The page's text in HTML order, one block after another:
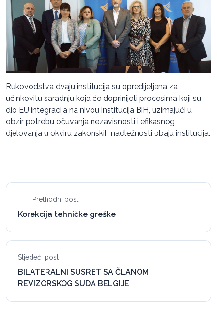
Rukovodstva dvaju institucija su opredijeljena za
učinkovitu saradnju koja će doprinijeti procesima koji su
dio EU integracija na nivou institucija BiH, uzimajući u
obzir potrebu očuvanja nezavisnosti i efikasnog
djelovanja u okviru zakonskih nadležnosti obaju institucija.
Prethodni post
Korekcija tehničke greške
Sljedeći post
BILATERALNI SUSRET SA ČLANOM
REVIZORSKOG SUDA BELGIJE